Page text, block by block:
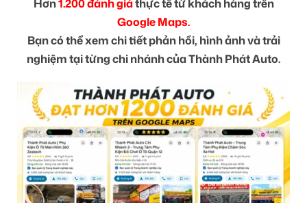
Hơn1.200 đánh giáthực tế từ khách hàng trên
Google Maps.
Bạn có thể xem chi tiết phản hồi, hình ảnh và trải
nghiệm tại từng chi nhánh của Thành Phát Auto.